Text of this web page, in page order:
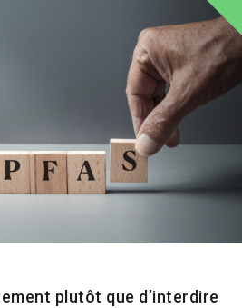
plutôt que d’interdire